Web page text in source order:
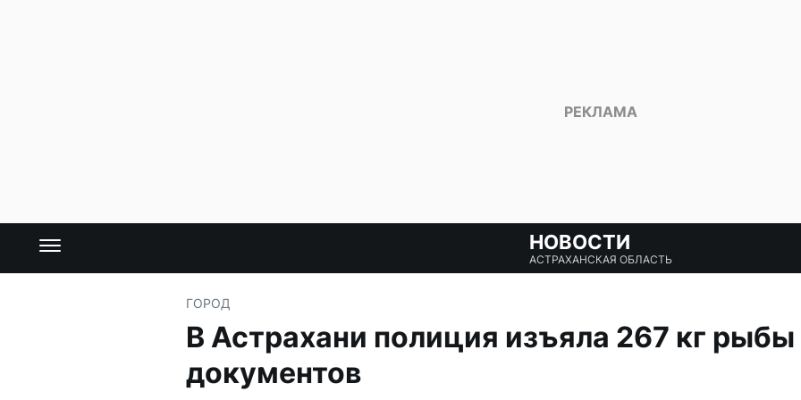
НОВОСТИ
АСТРАХАНСКАЯ ОБЛАСТЬ
ГОРОД
В Астрахани полиция изъяла 267 кг рыбы
документов